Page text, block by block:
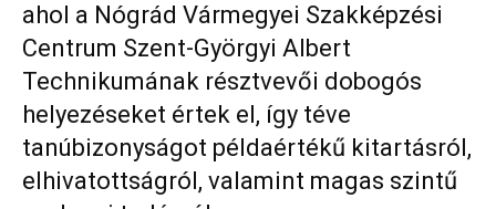
ahol a Nógrád Vármegyei Szakképzési
Centrum Szent-Györgyi Albert
Technikumának résztvevői dobogós
helyezéseket értek el, így téve
tanúbizonyságot példaértékű kitartásról,
elhivatottságról, valamint magas szintű